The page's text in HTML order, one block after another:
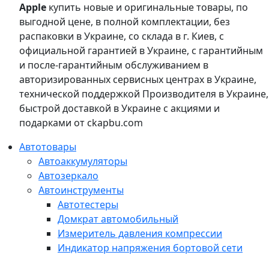
Apple купить новые и оригинальные товары, по
выгодной цене, в полной комплектации, без
распаковки в Украине, со склада в г. Киев, с
официальной гарантией в Украине, с гарантийным
и после-гарантийным обслуживанием в
авторизированных сервисных центрах в Украине,
технической поддержкой Производителя в Украине,
быстрой доставкой в Украине с акциями и
подарками от ckapbu.com
Автотовары
Автоаккумуляторы
Автозеркало
Автоинструменты
Автотестеры
Домкрат автомобильный
Измеритель давления компрессии
Индикатор напряжения бортовой сети